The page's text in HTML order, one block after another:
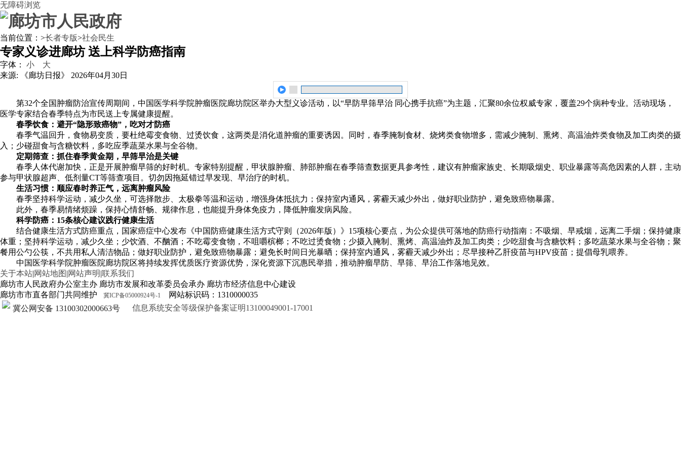
无障碍浏览
当前位置： >长者专版>社会民生
专家义诊进廊坊 送上科学防癌指南
字体： 小
大
来源: 《廊坊日报》
2026年04月30日
第32个全国肿瘤防治宣传周期间，中国医学科学院肿瘤医院廊坊院区举办大型义诊活动，以“早防早筛早治 同心携手抗癌”为主题，汇聚80余位权威专家，覆盖29个病种专业。活动现场，
医学专家结合春季特点为市民送上专属健康提醒。
春季饮食：避开“隐形致癌物”，吃对才防癌
春季气温回升，食物易变质，要杜绝霉变食物、过烫饮食，这两类是消化道肿瘤的重要诱因。同时，春季腌制食材、烧烤类食物增多，需减少腌制、熏烤、高温油炸类食物及加工肉类的摄
入；少碰甜食与含糖饮料，多吃应季蔬菜水果与全谷物。
定期筛查：抓住春季黄金期，早筛早治是关键
春季人体代谢加快，正是开展肿瘤早筛的好时机。专家特别提醒，甲状腺肿瘤、肺部肿瘤在春季筛查数据更具参考性，建议有肿瘤家族史、长期吸烟史、职业暴露等高危因素的人群，主动
参与甲状腺超声、低剂量CT等筛查项目。切勿因拖延错过早发现、早治疗的时机。
生活习惯：顺应春时养正气，远离肿瘤风险
春季坚持科学运动，减少久坐，可选择散步、太极拳等温和运动，增强身体抵抗力；保持室内通风，雾霾天减少外出，做好职业防护，避免致癌物暴露。
此外，春季易情绪烦躁，保持心情舒畅、规律作息，也能提升身体免疫力，降低肿瘤发病风险。
科学防癌：15条核心建议践行健康生活
结合健康生活方式防癌重点，国家癌症中心发布《中国防癌健康生活方式守则（2026年版）》15项核心要点，为公众提供可落地的防癌行动指南：不吸烟、早戒烟，远离二手烟；保持健康
体重；坚持科学运动，减少久坐；少饮酒、不酗酒；不吃霉变食物，不咀嚼槟榔；不吃过烫食物；少摄入腌制、熏烤、高温油炸及加工肉类；少吃甜食与含糖饮料；多吃蔬菜水果与全谷物；聚
餐用公勺公筷，不共用私人清洁物品；做好职业防护，避免致癌物暴露；避免长时间日光暴晒；保持室内通风，雾霾天减少外出；尽早接种乙肝疫苗与HPV疫苗；提倡母乳喂养。
中国医学科学院肿瘤医院廊坊院区将持续发挥优质医疗资源优势，深化资源下沉惠民举措，推动肿瘤早防、早筛、早治工作落地见效。
关于本站|网站地图 |网站声明|联系我们
廊坊市人民政府办公室主办 廊坊市发展和改革委员会承办 廊坊市经济信息中心建设
廊坊市市直各部门共同维护
冀ICP备05000924号-1
网站标识码：1310000035
冀公网安备 13100302000663号
信息系统安全等级保护备案证明13100049001-17001